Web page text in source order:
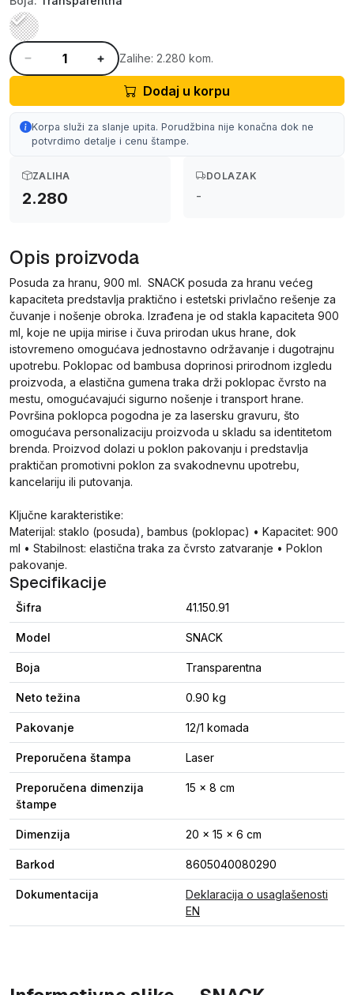
Zalihe: 2.280 kom.
Dodaj u korpu
Korpa služi za slanje upita. Porudžbina nije konačna dok ne
potvrdimo detalje i cenu štampe.
ZALIHA
2.280
DOLAZAK
-
Opis proizvoda
Posuda za hranu, 900 ml. SNACK posuda za hranu većeg
kapaciteta predstavlja praktično i estetski privlačno rešenje za
čuvanje i nošenje obroka. Izrađena je od stakla kapaciteta 900
ml, koje ne upija mirise i čuva prirodan ukus hrane, dok
istovremeno omogućava jednostavno održavanje i dugotrajnu
upotrebu. Poklopac od bambusa doprinosi prirodnom izgledu
proizvoda, a elastična gumena traka drži poklopac čvrsto na
mestu, omogućavajući sigurno nošenje i transport hrane.
Površina poklopca pogodna je za lasersku gravuru, što
omogućava personalizaciju proizvoda u skladu sa identitetom
brenda. Proizvod dolazi u poklon pakovanju i predstavlja
praktičan promotivni poklon za svakodnevnu upotrebu,
kancelariju ili putovanja.
Ključne karakteristike:
Materijal: staklo (posuda), bambus (poklopac) • Kapacitet: 900
ml • Stabilnost: elastična traka za čvrsto zatvaranje • Poklon
pakovanje.
Specifikacije
Šifra 41.150.91
Model SNACK
Boja Transparentna
Neto težina 0.90 kg
Pakovanje 12/1 komada
Preporučena štampa Laser
Preporučena dimenzija
štampe
15 x 8 cm
Dimenzija 20 x 15 x 6 cm
Barkod 8605040080290
Dokumentacija
Deklaracija o usaglašenosti
EN